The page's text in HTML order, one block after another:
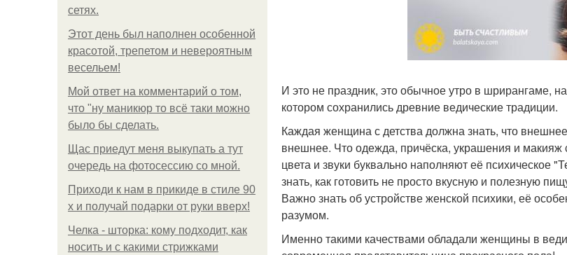
сетях.
Этот день был наполнен особенной
красотой, трепетом и невероятным
весельем!
Мой ответ на комментарий о том,
что "ну маникюр то всё таки можно
было бы сделать.
Щас приедут меня выкупать а тут
очередь на фотосессию со мной.
Приходи к нам в прикиде в стиле 90
х и получай подарки от руки вверх!
Челка - шторка: кому подходит, как
носить и с какими стрижками
И это не праздник, это обычное утро в шрирангаме,
котором сохранились древние ведические традиции.
Каждая женщина с детства должна знать, что
внешнее. Что одежда, причёска, украшения и макияж
цвета и звуки буквально наполняют её
знать, как готовить не просто вкусную и полезную
Важно знать об устройстве женской психики, её
разумом.
Именно такими качествами обладали женщины в